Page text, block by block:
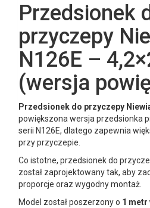
Przedsionek
przyczepy
N126E –
(wersja
Przedsionek do przyczepy
powiększona wersja przedsionka
serii N126E, dlatego zapewnia
przy przyczepie.
Co istotne, przedsionek do
został zaprojektowany tak, aby
proporcje oraz wygodny montaż.
Model został poszerzony o 1 metr